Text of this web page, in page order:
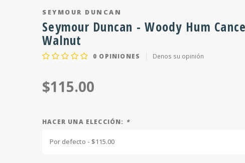
SEYMOUR DUNCAN
Seymour Duncan - Woody Hum
Walnut
0 OPINIONES Denos su opinión
$115.00
HACER UNA ELECCIÓN: *
Por defecto - $115.00